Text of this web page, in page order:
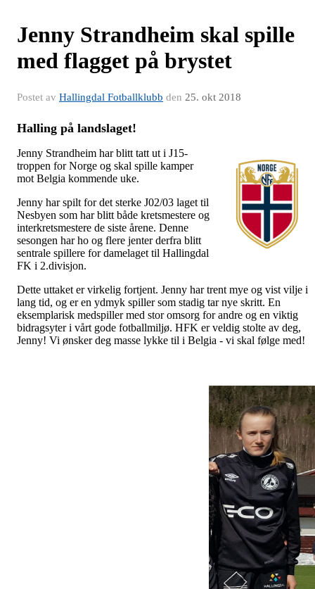
Jenny Strandheim skal spille
med flagget på brystet
Postet av Hallingdal Fotballklubb den 25. okt 2018
Halling på landslaget!
Jenny Strandheim har blitt tatt ut i J15-
troppen for Norge og skal spille kamper
mot Belgia kommende uke.
Jenny har spilt for det sterke J02/03 laget til
Nesbyen som har blitt både kretsmestere og
interkretsmestere de siste årene. Denne
sesongen har ho og flere jenter derfra blitt
sentrale spillere for damelaget til Hallingdal
FK i 2.divisjon.
Dette uttaket er virkelig fortjent. Jenny har trent mye og vist vilje i
lang tid, og er en ydmyk spiller som stadig tar nye skritt. En
eksemplarisk medspiller med stor omsorg for andre og en viktig
bidragsyter i vårt gode fotballmiljø. HFK er veldig stolte av deg,
Jenny! Vi ønsker deg masse lykke til i Belgia - vi skal følge med!